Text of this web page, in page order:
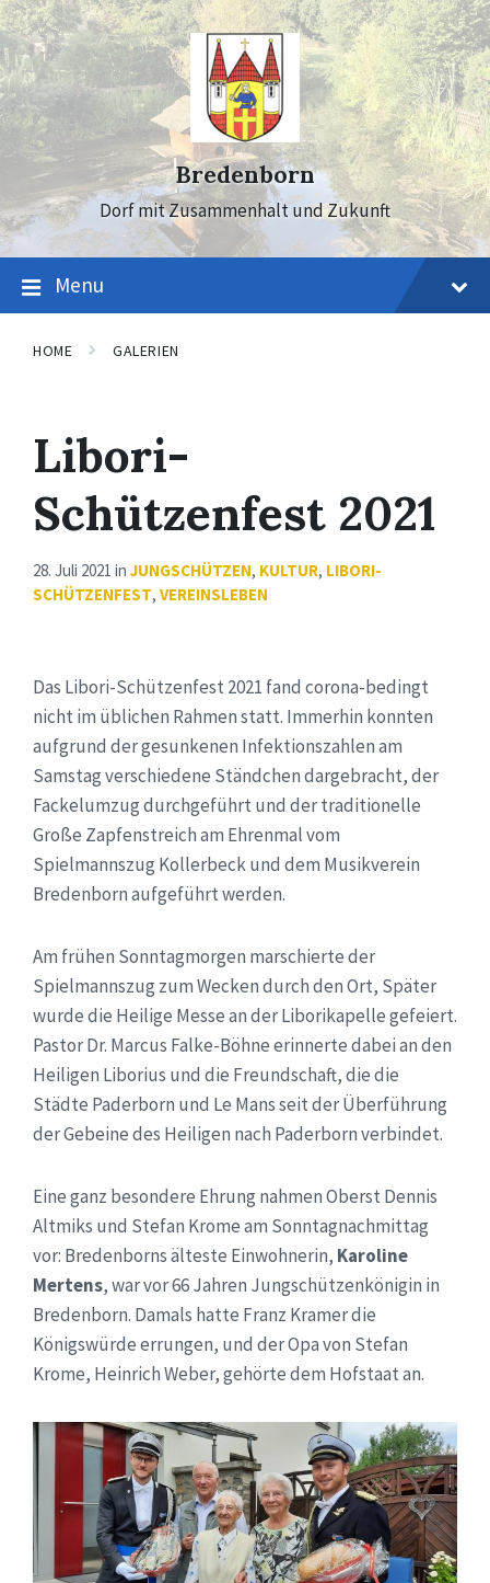
Skip
to
content
Skip
to
main
navigation
Skip
to
footer
Bredenborn
Dorf mit Zusammenhalt und Zukunft
Menu
HOME GALERIEN
Libori-
Schützenfest 2021
28. Juli 2021 in JUNGSCHÜTZEN, KULTUR, LIBORI-
SCHÜTZENFEST, VEREINSLEBEN
Das Libori-Schützenfest 2021 fand corona-bedingt
nicht im üblichen Rahmen statt. Immerhin konnten
aufgrund der gesunkenen Infektionszahlen am
Samstag verschiedene Ständchen dargebracht, der
Fackelumzug durchgeführt und der traditionelle
Große Zapfenstreich am Ehrenmal vom
Spielmannszug Kollerbeck und dem Musikverein
Bredenborn aufgeführt werden.
Am frühen Sonntagmorgen marschierte der
Spielmannszug zum Wecken durch den Ort, Später
wurde die Heilige Messe an der Liborikapelle gefeiert.
Pastor Dr. Marcus Falke-Böhne erinnerte dabei an den
Heiligen Liborius und die Freundschaft, die die
Städte Paderborn und Le Mans seit der Überführung
der Gebeine des Heiligen nach Paderborn verbindet.
Eine ganz besondere Ehrung nahmen Oberst Dennis
Altmiks und Stefan Krome am Sonntagnachmittag
vor: Bredenborns älteste Einwohnerin, Karoline
Mertens, war vor 66 Jahren Jungschützenkönigin in
Bredenborn. Damals hatte Franz Kramer die
Königswürde errungen, und der Opa von Stefan
Krome, Heinrich Weber, gehörte dem Hofstaat an.